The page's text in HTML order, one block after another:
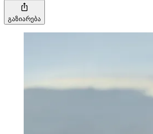
გაზიარება